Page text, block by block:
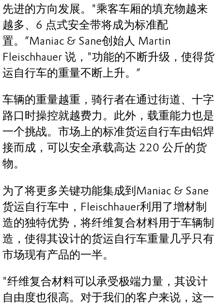
先进的方向发展。"乘客车厢的填充物越来
越多、6 点式安全带将成为标准配
置。”Maniac & Sane创始人 Martin
Fleischhauer 说，"功能的不断升级，使得货
运自行车的重量不断上升。”
车辆的重量越重，骑行者在通过街道、十字
路口时操控就越费力。此外，载重能力也是
一个挑战。市场上的标准货运自行车由铝焊
接而成，可以安全承载高达 220 公斤的货
物。
为了将更多关键功能集成到Maniac & Sane
货运自行车中，Fleischhauer利用了增材制
造的独特优势，将纤维复合材料用于车辆制
造，使得其设计的货运自行车重量几乎只有
市场现有产品的一半。
"纤维复合材料可以承受极端力量，其设计
自由度也很高。对于我们的客户来说，这一